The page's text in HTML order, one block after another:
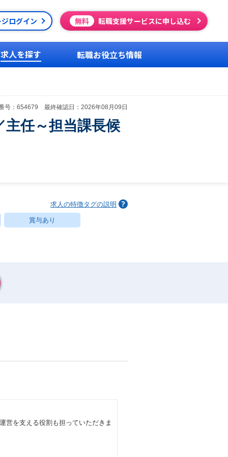
ログイン 無料 転職支援サービスに申し込む
求人を探す 転職お役立ち情報
号：654679 最終確認日：2026年08月09日
任～担当課長候
求人の特徴タグの説明
賞与あり
営を支える役割も担っていただきま